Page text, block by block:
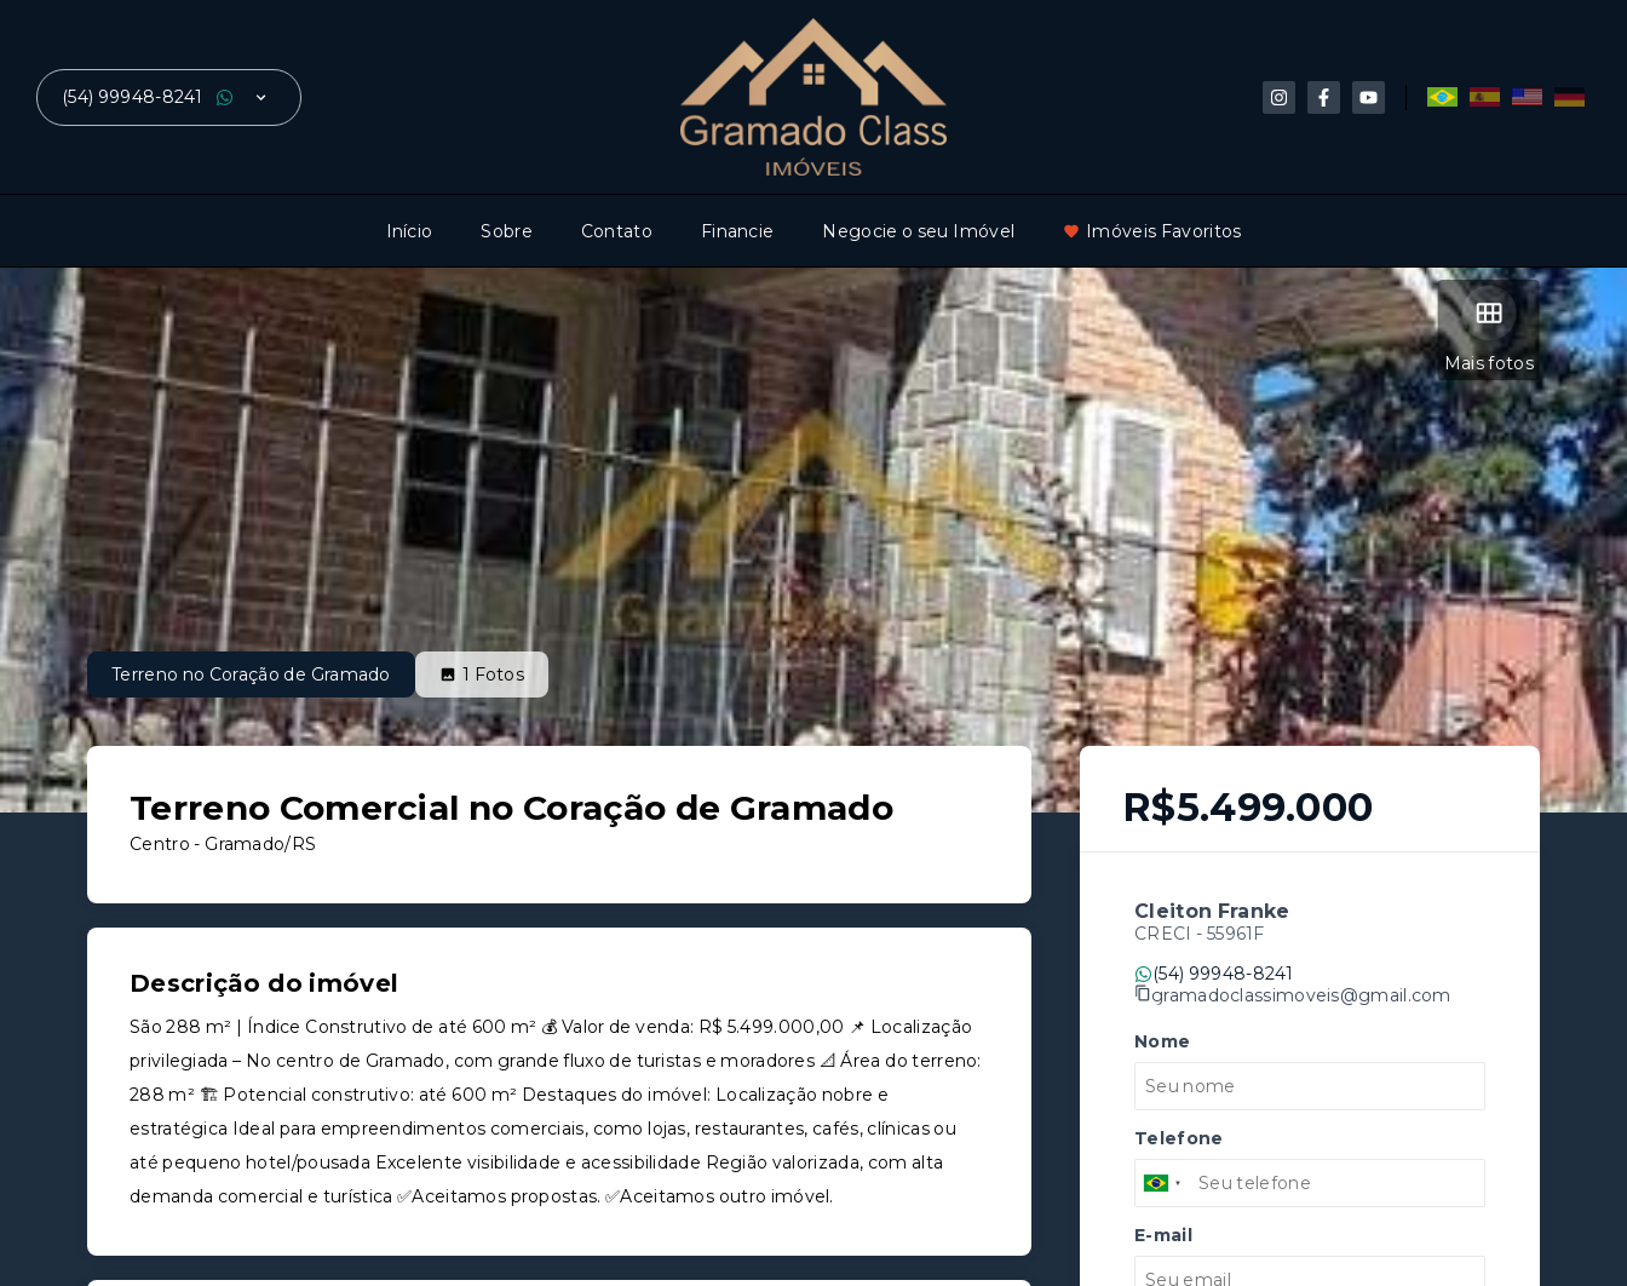
(54) 99948-8241
Início Sobre Contato Financie Negocie o seu Imóvel Imóveis Favoritos
Mais fotos
Terreno no Coração de Gramado 1 Fotos
Terreno Comercial no Coração de Gramado
Centro - Gramado/RS
Descrição do imóvel
São 288 m² | Índice Construtivo de até 600 m² 💰 Valor de venda: R$ 5.499.000,00 📌 Localização
privilegiada – No centro de Gramado, com grande fluxo de turistas e moradores 📐 Área do terreno:
288 m² 🏗️ Potencial construtivo: até 600 m² Destaques do imóvel: Localização nobre e
estratégica Ideal para empreendimentos comerciais, como lojas, restaurantes, cafés, clínicas ou
até pequeno hotel/pousada Excelente visibilidade e acessibilidade Região valorizada, com alta
demanda comercial e turística ✅Aceitamos propostas. ✅Aceitamos outro imóvel.
R$5.499.000
Cleiton Franke
CRECI - 55961F
(54) 99948-8241
gramadoclassimoveis@gmail.com
Nome
Telefone
E-mail